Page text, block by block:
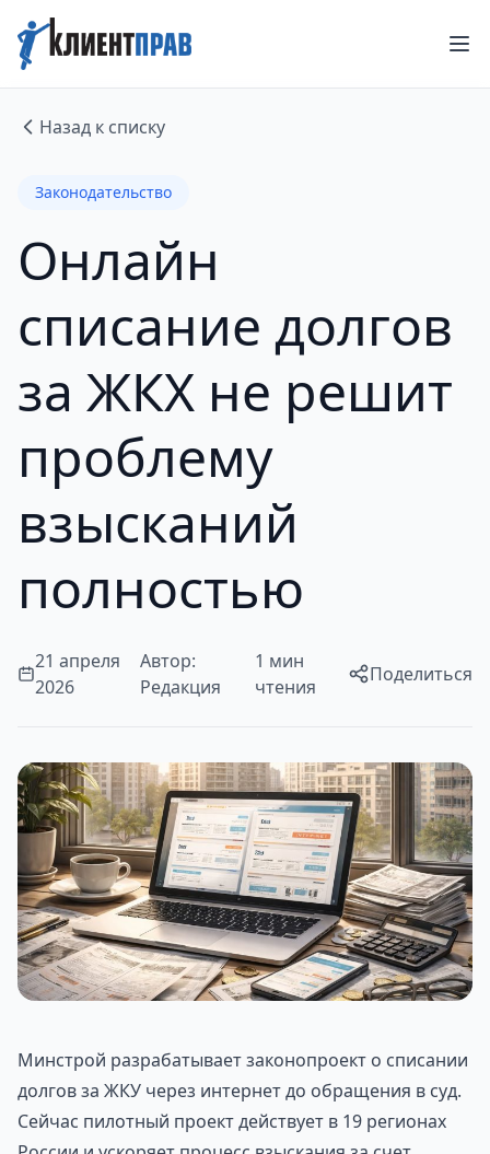
Назад к списку
Законодательство
Онлайн
списание долгов
за ЖКХ не решит
проблему
взысканий
полностью
21 апреля
2026
Автор:
Редакция
1 мин
чтения
Поделиться
Минстрой разрабатывает законопроект о списании
долгов за ЖКУ через интернет до обращения в суд.
Сейчас пилотный проект действует в 19 регионах